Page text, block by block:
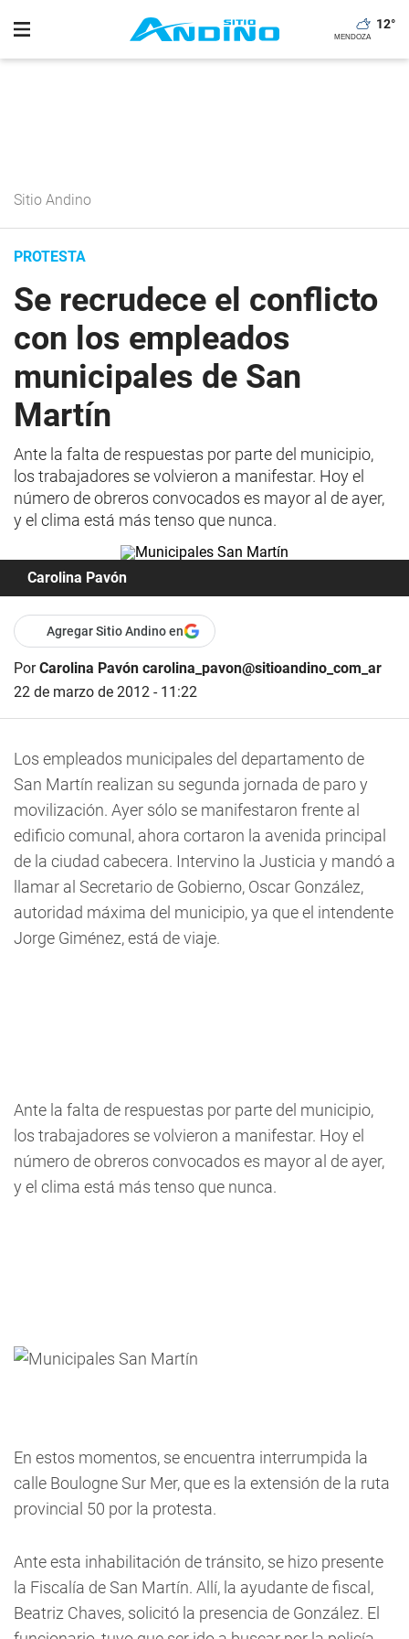
12°
Sitio Andino
PROTESTA
Se recrudece el conflicto
con los empleados
municipales de San
Martín
Ante la falta de respuestas por parte del municipio,
los trabajadores se volvieron a manifestar. Hoy el
número de obreros convocados es mayor al de ayer,
y el clima está más tenso que nunca.
Carolina Pavón
Agregar Sitio Andino en
PorCarolina Pavón carolina_pavon@sitioandino_com_ar
22 de marzo de 2012 - 11:22
Los empleados municipales del departamento de
San Martín realizan su segunda jornada de paro y
movilización. Ayer sólo se manifestaron frente al
edificio comunal, ahora cortaron la avenida principal
de la ciudad cabecera. Intervino la Justicia y mandó a
llamar al Secretario de Gobierno, Oscar González,
autoridad máxima del municipio, ya que el intendente
Jorge Giménez, está de viaje.
Ante la falta de respuestas por parte del municipio,
los trabajadores se volvieron a manifestar. Hoy el
número de obreros convocados es mayor al de ayer,
y el clima está más tenso que nunca.
En estos momentos, se encuentra interrumpida la
calle Boulogne Sur Mer, que es la extensión de la ruta
provincial 50 por la protesta.
Ante esta inhabilitación de tránsito, se hizo presente
la Fiscalía de San Martín. Allí, la ayudante de fiscal,
Beatriz Chaves, solicitó la presencia de González. El